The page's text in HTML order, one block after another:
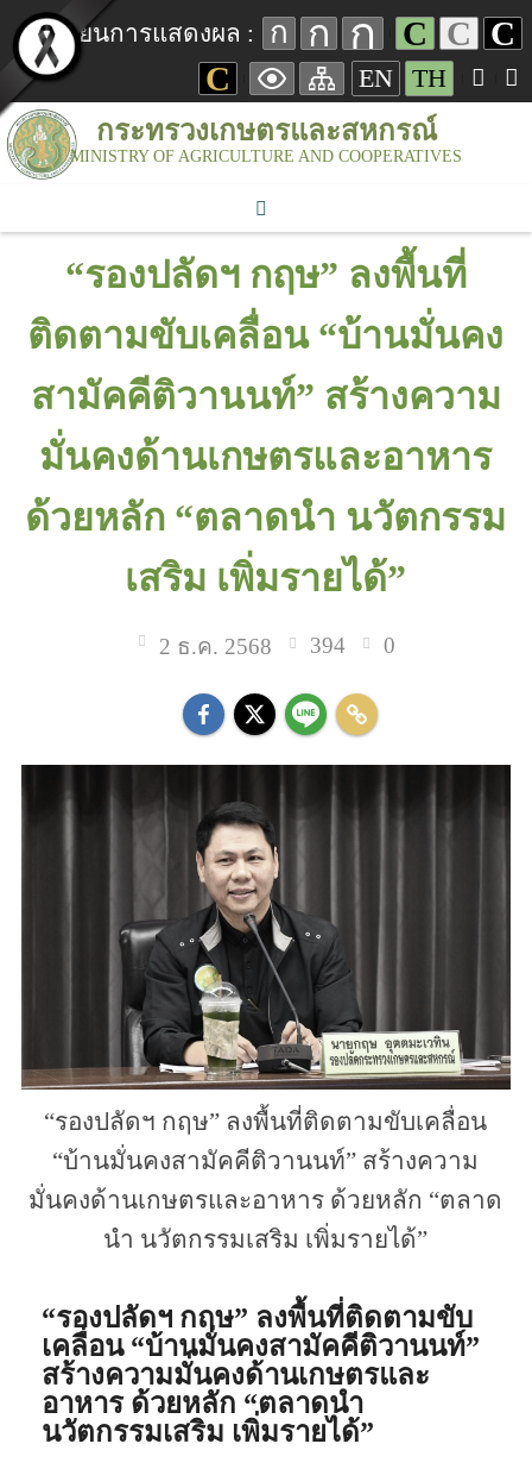
เปลี่ยนการแสดงผล : ก ก ก C C C
C
EN TH
กระทรวงเกษตรและสหกรณ์
MINISTRY OF AGRICULTURE AND COOPERATIVES
“รองปลัดฯ กฤษ” ลงพื้นที่
ติดตามขับเคลื่อน “บ้านมั่นคง
สามัคคีติวานนท์” สร้างความ
มั่นคงด้านเกษตรและอาหาร
ด้วยหลัก “ตลาดนำ นวัตกรรม
เสริม เพิ่มรายได้”
2 ธ.ค. 2568 394 0
“รองปลัดฯ กฤษ” ลงพื้นที่ติดตามขับเคลื่อน
“บ้านมั่นคงสามัคคีติวานนท์” สร้างความ
มั่นคงด้านเกษตรและอาหาร ด้วยหลัก “ตลาด
นำ นวัตกรรมเสริม เพิ่มรายได้”
“รองปลัดฯ กฤษ” ลงพื้นที่ติดตามขับ
เคลื่อน “บ้านมั่นคงสามัคคีติวานนท์”
สร้างความมั่นคงด้านเกษตรและ
อาหาร ด้วยหลัก “ตลาดนำ
นวัตกรรมเสริม เพิ่มรายได้”